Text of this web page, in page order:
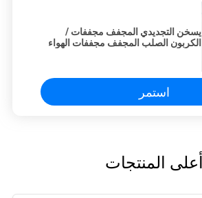
يسخن التجديدي المجفف مجففات /
الكربون الصلب المجفف مجففات الهواء
استمر
أعلى المنتجات